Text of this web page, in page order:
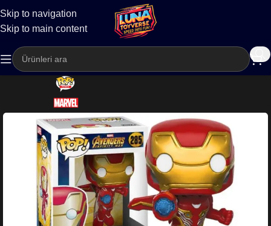
Skip to navigation
Skip to main content
Kargo